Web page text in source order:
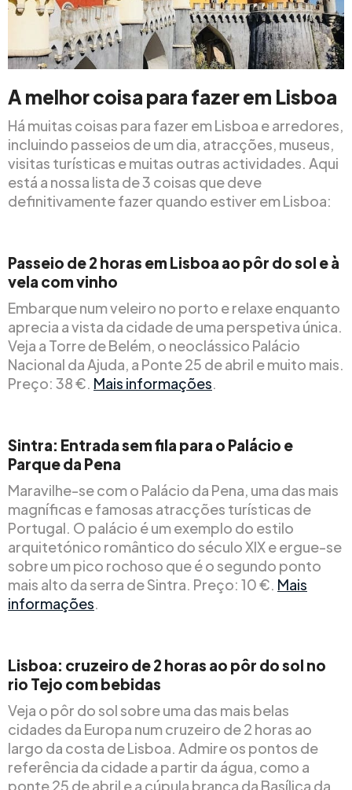
A melhor coisa para fazer em Lisboa
Há muitas coisas para fazer em Lisboa e arredores,
incluindo passeios de um dia, atracções, museus,
visitas turísticas e muitas outras actividades. Aqui
está a nossa lista de 3 coisas que deve
definitivamente fazer quando estiver em Lisboa:
Passeio de 2 horas em Lisboa ao pôr do sol e à
vela com vinho
Embarque num veleiro no porto e relaxe enquanto
aprecia a vista da cidade de uma perspetiva única.
Veja a Torre de Belém, o neoclássico Palácio
Nacional da Ajuda, a Ponte 25 de abril e muito mais.
Preço: 38 €. Mais informações.
Sintra: Entrada sem fila para o Palácio e
Parque da Pena
Maravilhe-se com o Palácio da Pena, uma das mais
magníficas e famosas atracções turísticas de
Portugal. O palácio é um exemplo do estilo
arquitetónico romântico do século XIX e ergue-se
sobre um pico rochoso que é o segundo ponto
mais alto da serra de Sintra. Preço: 10 €. Mais
informações.
Lisboa: cruzeiro de 2 horas ao pôr do sol no
rio Tejo com bebidas
Veja o pôr do sol sobre uma das mais belas
cidades da Europa num cruzeiro de 2 horas ao
largo da costa de Lisboa. Admire os pontos de
referência da cidade a partir da água, como a
ponte 25 de abril e a cúpula branca da Basílica da